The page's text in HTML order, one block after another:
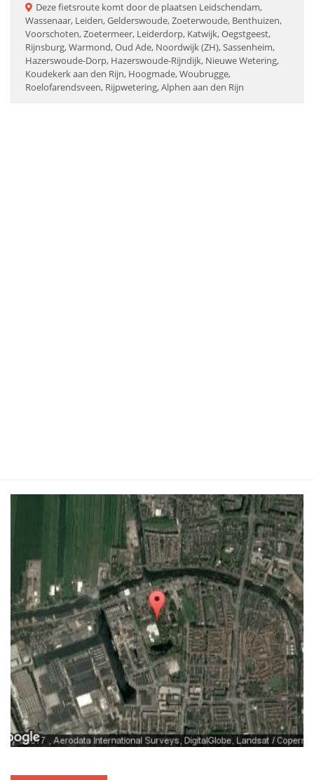
Dezefietsroute komt door de plaatsen Leidschendam,
Wassenaar, Leiden, Gelderswoude, Zoeterwoude, Benthuizen,
Voorschoten, Zoetermeer, Leiderdorp, Katwijk, Oegstgeest,
Rijnsburg, Warmond, Oud Ade, Noordwijk (ZH), Sassenheim,
Hazerswoude-Dorp, Hazerswoude-Rijndijk, Nieuwe Wetering,
Koudekerk aan den Rijn, Hoogmade, Woubrugge,
Roelofarendsveen, Rijpwetering, Alphen aan den Rijn